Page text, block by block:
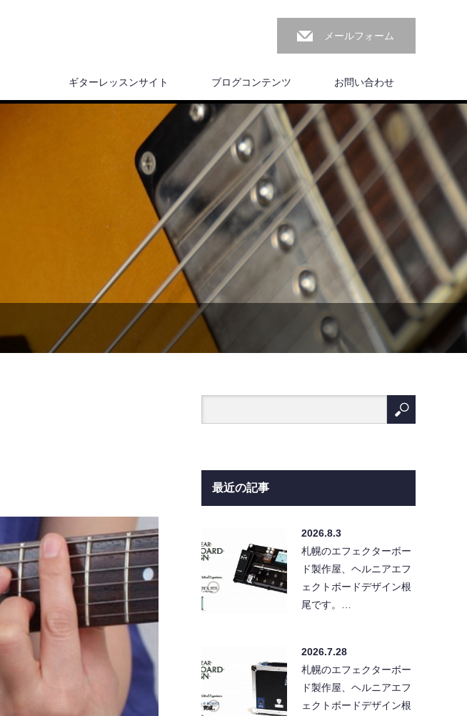
メールフォーム
ギターレッスンサイト ブログコンテンツ お問い合わせ
最近の記事
2026.8.3
札幌のエフェクターボー
ド製作屋、ヘルニアエフ
ェクトボードデザイン根
尾です。…
2026.7.28
札幌のエフェクターボー
ド製作屋、ヘルニアエフ
ェクトボードデザイン根